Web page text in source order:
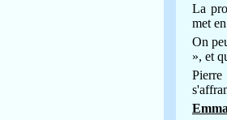
La
met
On
», et